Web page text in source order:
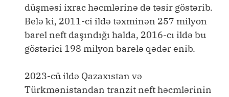
düşməsi ixrac həcmlərinə də təsir göstərib.
Belə ki, 2011-ci ildə təxminən 257 milyon
barel neft daşındığı halda, 2016-cı ildə bu
göstərici 198 milyon barelə qədər enib.
2023-cü ildə Qazaxıstan və
Türkmənistandan tranzit neft həcmlərinin